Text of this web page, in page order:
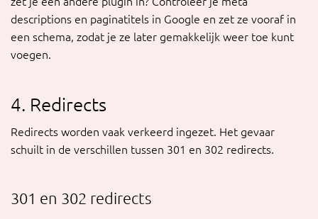
descriptions en paginatitels in Google en zet ze vooraf in
een schema, zodat je ze later gemakkelijk weer toe kunt
voegen.
4. Redirects
Redirects worden vaak verkeerd ingezet. Het gevaar
schuilt in de verschillen tussen 301 en 302 redirects.
301 en 302 redirects